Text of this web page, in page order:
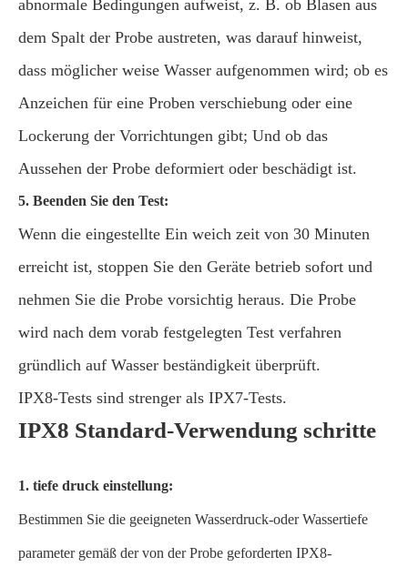
abnormale Bedingungen aufweist, z. B. ob Blasen aus
dem Spalt der Probe austreten, was darauf hinweist,
dass möglicher weise Wasser aufgenommen wird; ob es
Anzeichen für eine Proben verschiebung oder eine
Lockerung der Vorrichtungen gibt; Und ob das
Aussehen der Probe deformiert oder beschädigt ist.
5. Beenden Sie den Test:
Wenn die eingestellte Ein weich zeit von 30 Minuten
erreicht ist, stoppen Sie den Geräte betrieb sofort und
nehmen Sie die Probe vorsichtig heraus. Die Probe
wird nach dem vorab festgelegten Test verfahren
gründlich auf Wasser beständigkeit überprüft.
IPX8-Tests sind strenger als IPX7-Tests.
IPX8 Standard-Verwendung schritte
1. tiefe druck einstellung:
Bestimmen Sie die geeigneten Wasserdruck-oder Wassertiefe
parameter gemäß der von der Probe geforderten IPX8-